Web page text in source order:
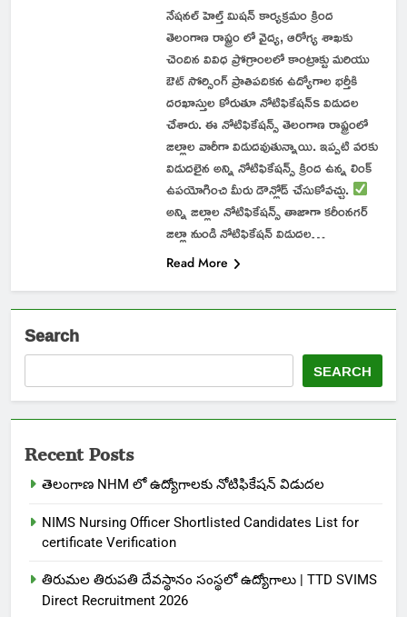
నేషనల్ హెల్త్ మిషన్ కార్యక్రమం క్రింద
తెలంగాణ రాష్ట్రం లో వైద్య, ఆరోగ్య శాఖకు
చెందిన వివిధ ప్రోగ్రాంలలో కాంట్రాక్టు మరియు
ఔట్ సోర్సింగ్ ప్రాతిపదికన ఉద్యోగాల భర్తీకి
దరఖాస్తుల కోరుతూ నోటిఫికేషన్s విడుదల
చేశారు. ఈ నోటిఫికేషన్స్ తెలంగాణ రాష్ట్రంలో
జిల్లాల వారీగా విడుదవుతున్నాయి. ఇప్పటి వరకు
విడుదలైన అన్ని నోటిఫికేషన్స్ క్రింద ఉన్న లింక్
ఉపయోగించి మీరు డౌన్లోడ్ చేసుకోవచ్చు.
అన్ని జిల్లాల నోటిఫికేషన్స్ తాజాగా కరీంనగర్
జిల్లా నుండి నోటిఫికేషన్ విడుదల…
Read More
Search
SEARCH
Recent Posts
తెలంగాణ NHM లో ఉద్యోగాలకు నోటిఫికేషన్ విడుదల
NIMS Nursing Officer Shortlisted Candidates List for
certificate Verification
తిరుమల తిరుపతి దేవస్థానం సంస్థలో ఉద్యోగాలు | TTD SVIMS
Direct Recruitment 2026